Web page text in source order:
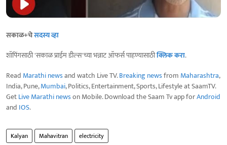
सकाळ+चेसदस्य व्हा
शॉपिंगसाठी 'सकाळ प्राईम डील्स'च्या भन्नाट ऑफर्स पाहण्यासाठीक्लिक करा.
Read Marathi newsand watch Live TV.Breaking newsfrom Maharashtra,
India, Pune,Mumbai, Politics, Entertainment, Sports, Lifestyle at SaamTV.
GetLive Marathi newson Mobile. Download the Saam Tv app forAndroid
and IOS.
Kalyan Mahavitran electricity